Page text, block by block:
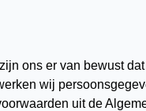
ons er van bewust
wij
uit de